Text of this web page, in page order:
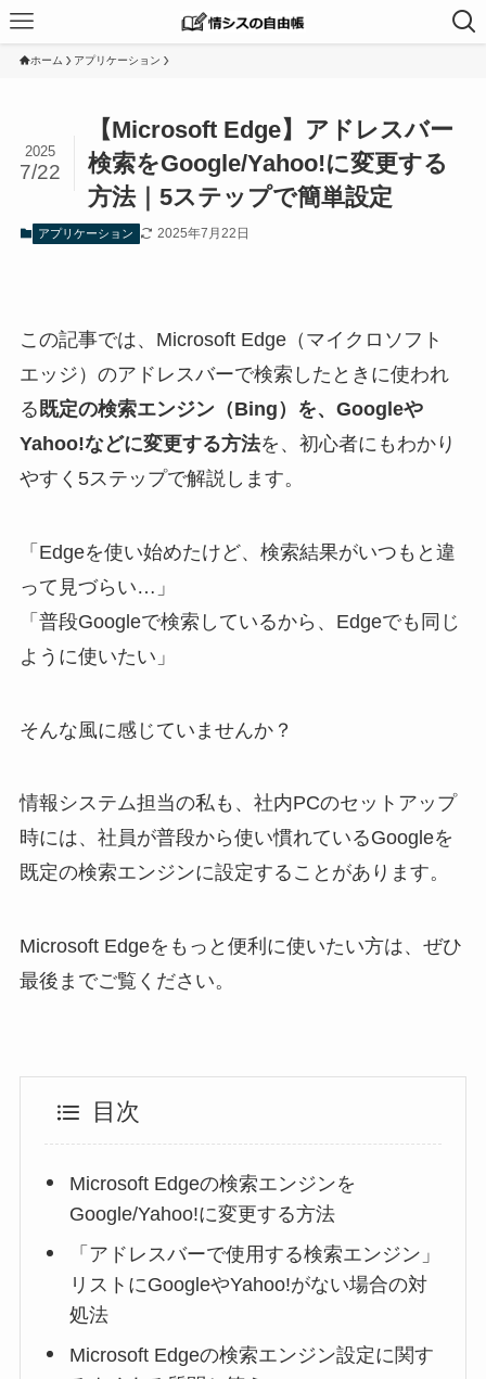
ホーム アプリケーション
【Microsoft Edge】アドレスバー
検索をGoogle/Yahoo!に変更する
方法｜5ステップで簡単設定
2025
7/22
アプリケーション 2025年7月22日
この記事では、Microsoft Edge（マイクロソフト
エッジ）のアドレスバーで検索したときに使われ
る 既定の検索エンジン（Bing）を、Googleや
Yahoo!などに変更する方法を、初心者にもわかり
やすく5ステップで解説します。
「Edgeを使い始めたけど、検索結果がいつもと違
って見づらい…」
「普段Googleで検索しているから、Edgeでも同じ
ように使いたい」
そんな風に感じていませんか？
情報システム担当の私も、社内PCのセットアップ
時には、社員が普段から使い慣れているGoogleを
既定の検索エンジンに設定することがあります。
Microsoft Edgeをもっと便利に使いたい方は、ぜひ
最後までご覧ください。
目次
Microsoft Edgeの検索エンジンを
Google/Yahoo!に変更する方法
「アドレスバーで使用する検索エンジン」
リストにGoogleやYahoo!がない場合の対
処法
Microsoft Edgeの検索エンジン設定に関す